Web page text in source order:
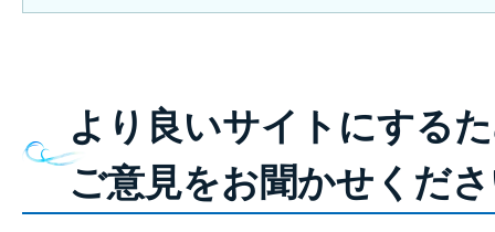
より良いサイトにする
ご意見をお聞かせくだ